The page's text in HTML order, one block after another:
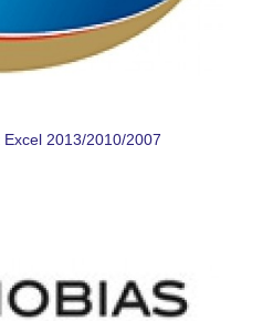
2013/2010/2007